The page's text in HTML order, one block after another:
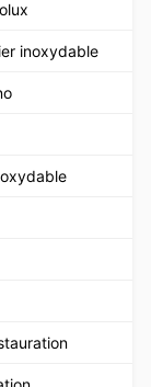
inoxydable